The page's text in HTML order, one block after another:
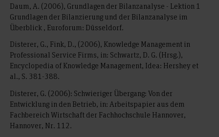
Daum, A. (2006), Grundlagen der Bilanzanalyse - Lektion 1
Grundlagen der Bilanzierung und der Bilanzanalyse im
Überblick , Euroforum: Düsseldorf.
Disterer, G., Fink, D., (2006), Knowledge Management in
Professional Service Firms, in: Schwartz, D. G. (Hrsg.),
Encyclopedia of Knowledge Management, Idea: Hershey et
al., S. 381-388.
Disterer, G. (2006): Schwieriger Übergang: Von der
Entwicklung in den Betrieb, in: Arbeitspapier aus dem
Fachbereich Wirtschaft der Fachhochschule Hannover,
Hannover, Nr. 112.